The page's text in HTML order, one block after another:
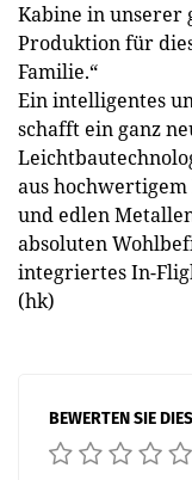
Kabine in unserer
Produktion für
Familie.“
Ein intelligentes
schafft ein ganz
aus
und edlen
absoluten
integriertes In-
(hk)
BEWERTEN SIE